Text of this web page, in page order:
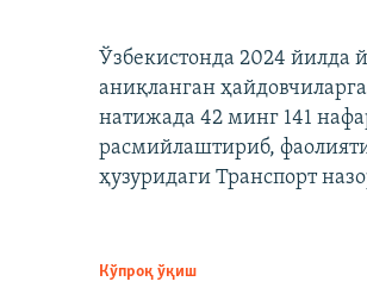
Ўзбекистонда 2024 йилда
аниқланган
натижада 42 минг 141
расмийлаштириб,
ҳузуридаги Транспорт
Кўпроқ ўқиш